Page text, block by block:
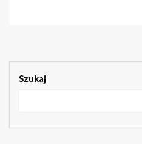
Szukaj